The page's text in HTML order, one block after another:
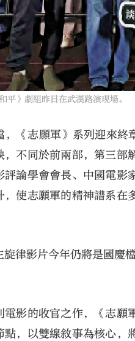
》劇組昨日在武漢路演現場。
，《志願軍》系列迎來
，不同於前兩部，第三
評論學會會長、中國電影
，使志願軍的精神譜系
律影片今年仍將是國慶
電影的收官之作，《志
點，以雙線敘事為核心